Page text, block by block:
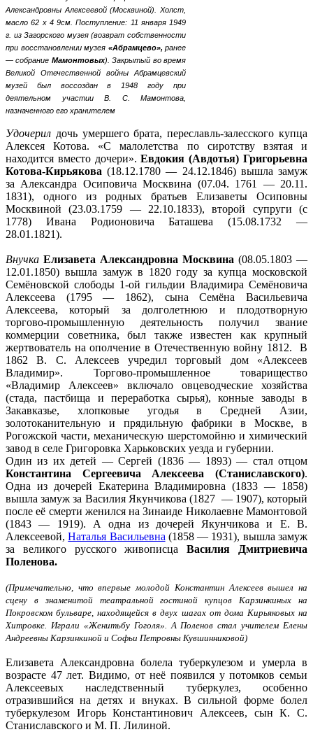
Александровны Алексеевой (Москвиной). Холст,
масло 62 х 4 9см.Поступление: 11 января 1949
г. из Загорского музея (возврат собственности
при восстановлении музея «Абрамцево», ранее
— собрание Мамонтовых). Закрытый во время
Великой Отечественной войны Абрамцевский
музей был воссоздан в 1948 году при
деятельном участии В. С. Мамонтова,
назначенного его хранителем
Удочерил дочь умершего брата, переславль-залесского купца
Алексея Котова. «С малолетства по сиротству взятая и
находится вместо дочери».Евдокия (Авдотья) Григорьевна
Котова-Кирьякова (18.12.1780 — 24.12.1846) вышла замуж
за Александра Осиповича Москвина (07.04. 1761 — 20.11.
1831), одного из родных братьев Елизаветы Осиповны
Москвиной (23.03.1759 — 22.10.1833), второй супруги (с
1778) Ивана Родионовича Баташева (15.08.1732 —
28.01.1821).
Внучка Елизавета Александровна Москвина (08.05.1803 —
12.01.1850) вышла замуж в 1820 году за купца московской
Семёновской слободы 1-ой гильдии Владимира Семёновича
Алексеева (1795 — 1862), сына Семёна Васильевича
Алексеева, который за долголетнюю и плодотворную
торгово-промышленную деятельность получил звание
коммерции советника, был также известен как крупный
жертвователь на ополчение в Отечественную войну 1812. В
1862 В. С. Алексеев учредил торговый дом «Алексеев
Владимир». Торгово-промышленное товарищество
«Владимир Алексеев» включало овцеводческие хозяйства
(стада, пастбища и переработка сырья), конные заводы в
Закавказье, хлопковые угодья в Средней Азии,
золотоканительную и прядильную фабрики в Москве, в
Рогожской части, механическую шерстомойню и химический
завод в селе Григоровка Харьковских уезда и губернии.
Один из их детей — Сергей (1836 — 1893) — стал отцом
Константина Сергеевича Алексеева (Станиславского).
Одна из дочерей Екатерина Владимировна (1833 — 1858)
вышла замуж за Василия Якунчикова (1827 — 1907), который
после её смерти женился на Зинаиде Николаевне Мамонтовой
(1843 — 1919). А одна из дочерей Якунчикова и Е. В.
Алексеевой,Наталья Васильевна (1858 — 1931), вышла замуж
за великого русского живописцаВасилия Дмитриевича
Поленова.
(Примечательно, что впервые молодой Константин Алексеев вышел на
сцену в знаменитой театральной гостиной купцов Карзинкиных на
Покровском бульваре, находящейся в двух шагах от дома Кирьяковых на
Хитровке. Играли «Женитьбу Гоголя». А Поленов стал учителем Елены
Андреевны Карзинкиной и Софьи Петровны Кувшинниковой)
Елизавета Александровна болела туберкулезом и умерла в
возрасте 47 лет. Видимо, от неё появился у потомков семьи
Алексеевых наследственный туберкулез, особенно
отразившийся на детях и внуках. В сильной форме болел
туберкулезом Игорь Константинович Алексеев, сын К. С.
Станиславского и М. П. Лилиной.